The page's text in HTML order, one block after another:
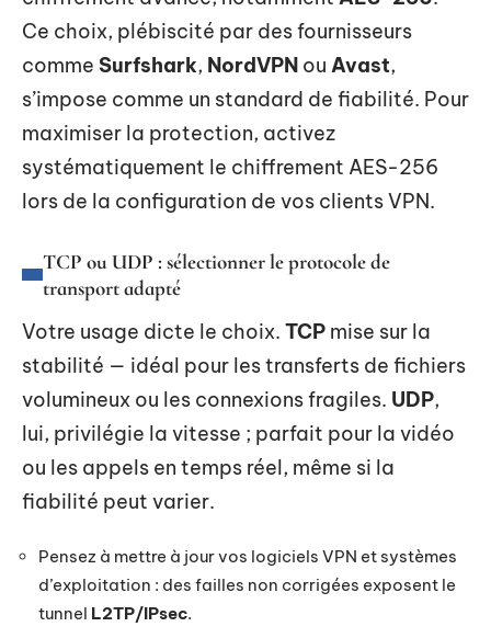
Ce choix, plébiscité par des fournisseurs
comme Surfshark, NordVPN ou Avast,
s’impose comme un standard de fiabilité. Pour
maximiser la protection, activez
systématiquement le chiffrement AES-256
lors de la configuration de vos clients VPN.
TCP ou UDP : sélectionner le protocole de
transport adapté
Votre usage dicte le choix. TCP mise sur la
stabilité — idéal pour les transferts de fichiers
volumineux ou les connexions fragiles. UDP,
lui, privilégie la vitesse ; parfait pour la vidéo
ou les appels en temps réel, même si la
fiabilité peut varier.
Pensez à mettre à jour vos logiciels VPN et systèmes
d’exploitation : des failles non corrigées exposent le
tunnel L2TP/IPsec.